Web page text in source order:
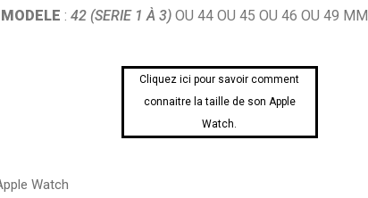
: 42 (SERIE 1 À 3) OU 44 OU 45 OU 46 OU 49 MM
Cliquez ici pour savoir comment
connaitre la taille de son Apple
Watch.
Watch